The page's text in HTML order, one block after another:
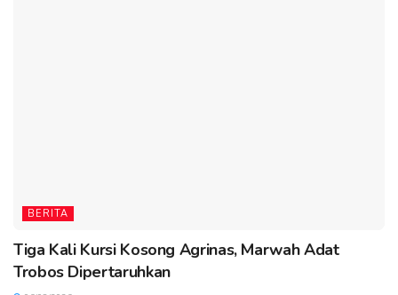
BERITA
Tiga Kali Kursi Kosong Agrinas, Marwah Adat
Trobos Dipertaruhkan